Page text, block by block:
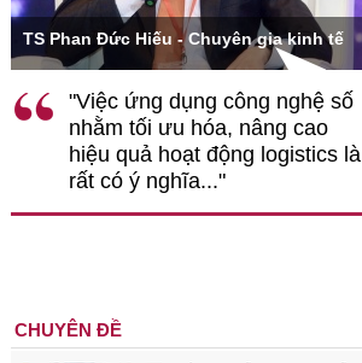
TS Phan Đức Hiếu - Chuyên gia kinh tế
"Việc ứng dụng công nghệ số
nhằm tối ưu hóa, nâng cao
hiệu quả hoạt động logistics là
rất có ý nghĩa..."
CHUYÊN ĐỀ